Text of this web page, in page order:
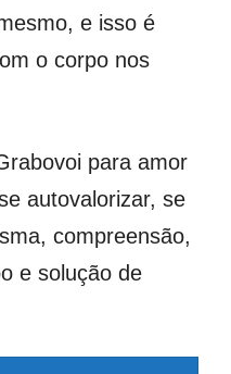
e isso é
o corpo nos
para amor
autovalorizar, se
compreensão,
e solução de